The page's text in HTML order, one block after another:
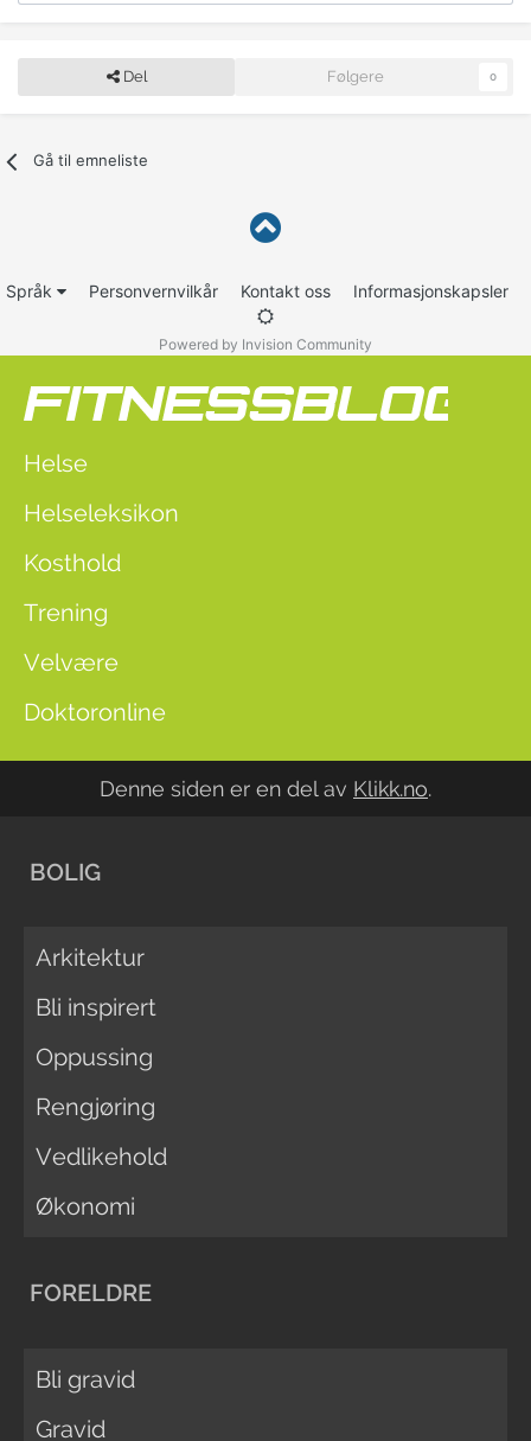
Del Følgere 0
Gå til emneliste
Språk Personvernvilkår Kontakt oss Informasjonskapsler
Powered by Invision Community
Helse
Helseleksikon
Kosthold
Trening
Velvære
Doktoronline
Denne siden er en del av Klikk.no.
BOLIG
Arkitektur
Bli inspirert
Oppussing
Rengjøring
Vedlikehold
Økonomi
FORELDRE
Bli gravid
Gravid